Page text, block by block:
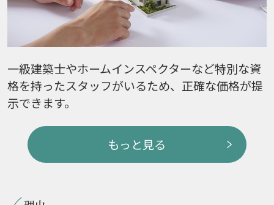
一級建築士やホームインスペクターなど特別な資
格を持ったスタッフがいるため、正確な価格が提
示できます。
もっと見る